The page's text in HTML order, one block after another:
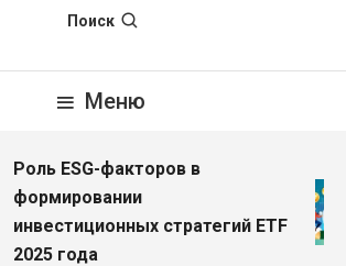
Поиск
Меню
Роль ESG-факторов в
формировании
инвестиционных стратегий ETF
2025 года